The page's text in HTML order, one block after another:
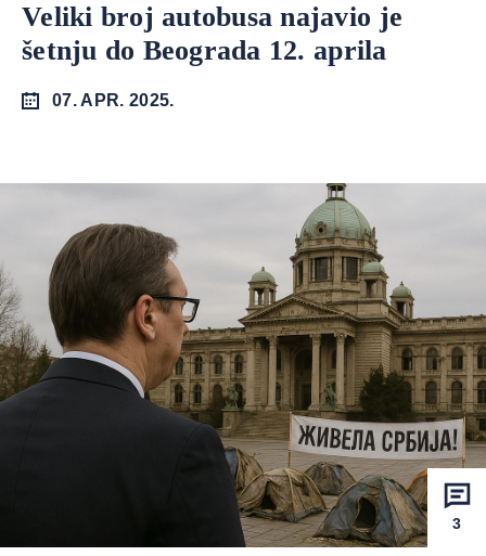
Veliki broj autobusa najavio je
šetnju do Beograda 12. aprila
07. APR. 2025.
3